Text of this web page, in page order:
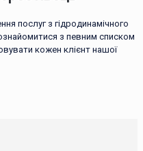
послуг з гідродинамічного
з певним списком
кожен клієнт нашої